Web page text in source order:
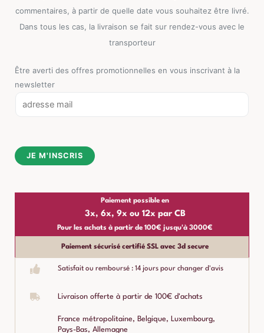
commentaires, à partir de quelle date vous souhaitez être livré.
Dans tous les cas, la livraison se fait sur rendez-vous avec le
transporteur
Être averti des offres promotionnelles en vous inscrivant à la
newsletter
m
l
JE M'INSCRIS
Paiement possible en
3x, 6x, 9x ou 12x par CB
Pour les achats à partir de 100€ jusqu'à 3000€
Paiement sécurisé certifié SSL avec 3d secure
Satisfait ou remboursé : 14 jours pour changer d'avis
Livraison offerte à partir de 100€ d'achats
France métropolitaine, Belgique, Luxembourg,
Pays-Bas, Allemagne